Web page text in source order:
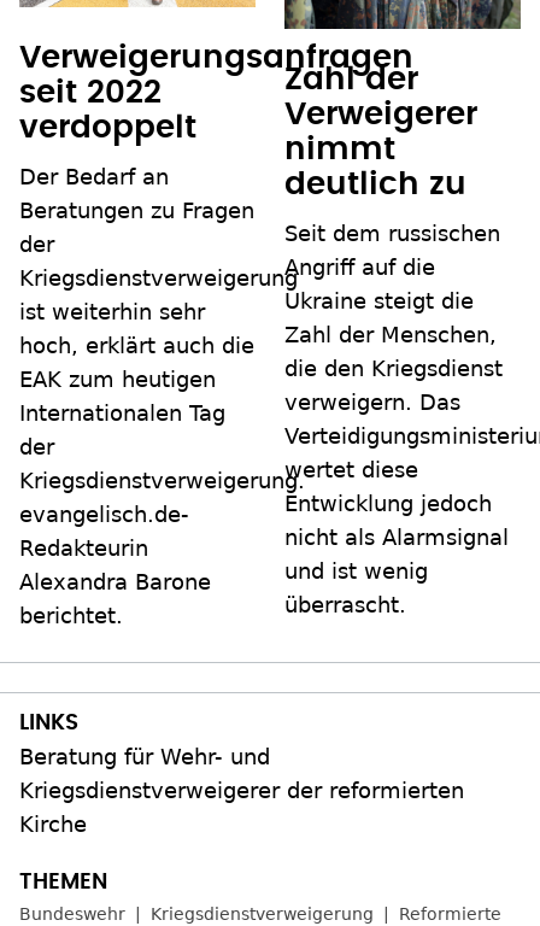
Verweigerungsanfragen
seit 2022
verdoppelt
Der Bedarf an
Beratungen zu Fragen
der
Kriegsdienstverweigerung
ist weiterhin sehr
hoch, erklärt auch die
EAK zum heutigen
Internationalen Tag
der
Kriegsdienstverweigerung.
evangelisch.de-
Redakteurin
Alexandra Barone
berichtet.
Zahl der
Verweigerer
nimmt
deutlich zu
Seit dem russischen
Angriff auf die
Ukraine steigt die
Zahl der Menschen,
die den Kriegsdienst
verweigern. Das
wertet diese
Entwicklung jedoch
nicht als Alarmsignal
und ist wenig
überrascht.
Beratung für Wehr- und
Kriegsdienstverweigerer der reformierten
Kirche
Bundeswehr Kriegsdienstverweigerung
Reformierte